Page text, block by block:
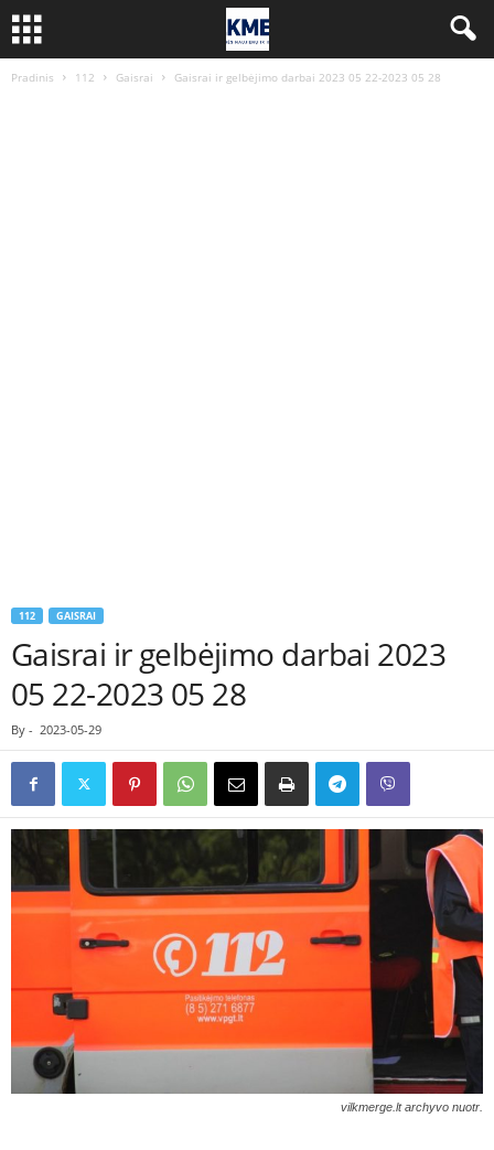
Pradinis 112 Gaisrai Gaisrai ir gelbėjimo darbai 2023 05 22-2023 05 28
112 GAISRAI
Gaisrai ir gelbėjimo darbai 2023
05 22-2023 05 28
By - 2023-05-29
vilkmerge.lt archyvo nuotr.